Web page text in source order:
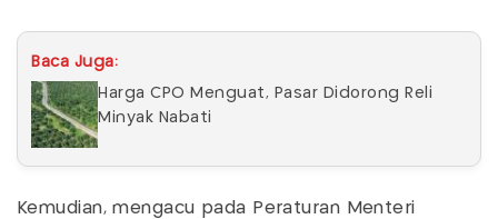
Baca Juga:
Harga CPO Menguat, Pasar Didorong Reli
Minyak Nabati
Kemudian, mengacu pada Peraturan Menteri